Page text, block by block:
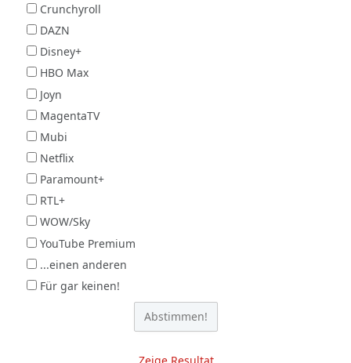
Crunchyroll
DAZN
Disney+
HBO Max
Joyn
MagentaTV
Mubi
Netflix
Paramount+
RTL+
WOW/Sky
YouTube Premium
...einen anderen
Für gar keinen!